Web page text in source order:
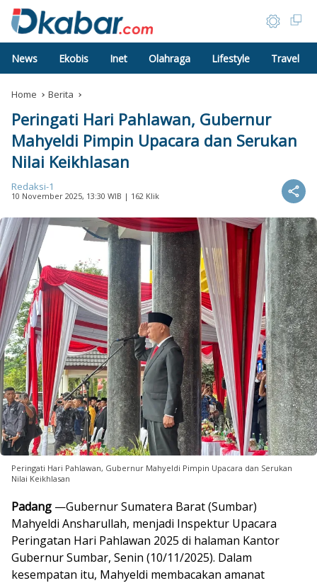
News Ekobis Inet Olahraga Lifestyle Travel
Home Berita
Peringati Hari Pahlawan, Gubernur
Mahyeldi Pimpin Upacara dan Serukan
Nilai Keikhlasan
Redaksi-1
10 November 2025, 13:30 WIB | 162 Klik
Peringati Hari Pahlawan, Gubernur Mahyeldi Pimpin Upacara dan Serukan
Nilai Keikhlasan
Padang —Gubernur Sumatera Barat (Sumbar)
Mahyeldi Ansharullah, menjadi Inspektur Upacara
Peringatan Hari Pahlawan 2025 di halaman Kantor
Gubernur Sumbar, Senin (10/11/2025). Dalam
kesempatan itu, Mahyeldi membacakan amanat